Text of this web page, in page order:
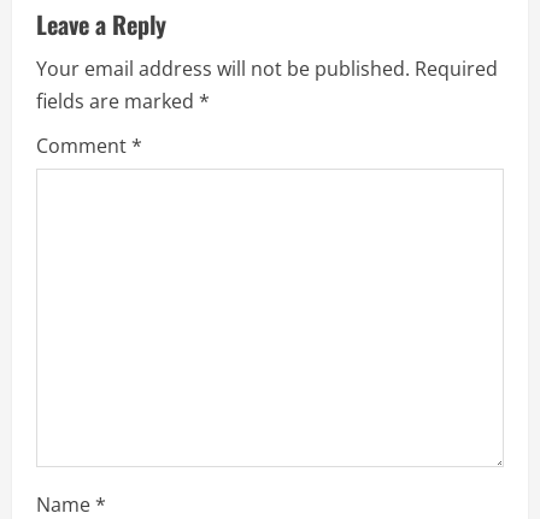
e
R
e
a
Leave a Reply
Your email address will not be published. Required
fields are marked *
Comment*
Name*